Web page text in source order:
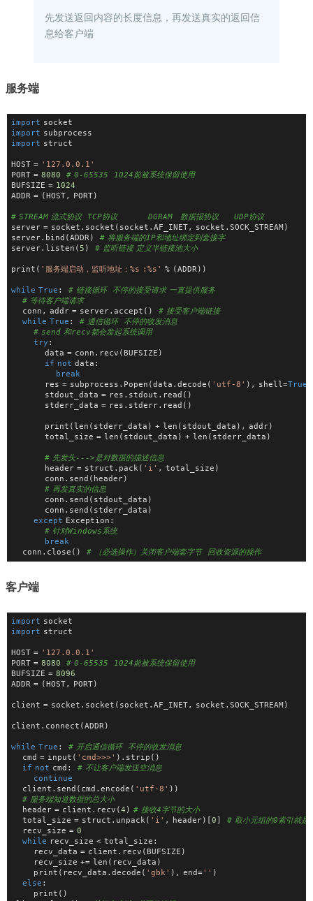
先发送返回内容的长度信息，再发送真实的返回信
息给客户端
服务端
import socket
import subprocess
import struct
HOST = '127.0.0.1'
PORT = 8080
# 0-65535  1024前被系统保留使用
BUFSIZE = 1024
ADDR = (HOST, PORT)
# STREAM 流式协议  TCP协议　　　　DGRAM　数据报协议　　UDP协议
server = socket.socket(socket.AF_INET, socket.SOCK_STREAM)
server.bind(ADDR) # 将服务端的IP和地址绑定到套接字
server.listen( 5 ) # 监听链接 定义半链接池大小
print( '服务端启动，监听地址：%s :%s' % (ADDR))
while True : # 链接循环  不停的接受请求 一直提供服务
# 等待客户端请求
conn, addr = server.accept() # 接受客户端链接
while True : # 通信循环  不停的收发消息
# send 和recv都会发起系统调用
try :
data = conn.recv(BUFSIZE)
if not data:
break
res = subprocess.Popen(data.decode( 'utf-8' ), shell=True
stdout_data = res.stdout.read()
stderr_data = res.stderr.read()
print(len(stderr_data) + len(stdout_data), addr)
total_size = len(stdout_data) + len(stderr_data)
# 先发头--->是对数据的描述信息
header = struct.pack( 'i' , total_size)
conn.send(header)
# 再发真实的信息
conn.send(stdout_data)
conn.send(stderr_data)
except Exception:
# 针对Windows系统
break
conn.close() # （必选操作）关闭客户端套字节  回收资源的操作
客户端
import socket
import struct
HOST = '127.0.0.1'
PORT = 8080
# 0-65535  1024前被系统保留使用
BUFSIZE = 8096
ADDR = (HOST, PORT)
client = socket.socket(socket.AF_INET, socket.SOCK_STREAM)
client.connect(ADDR)
while True : # 开启通信循环  不停的收发消息
cmd = input( 'cmd>>>' ).strip()
if not cmd: # 不让客户端发送空消息
continue
client.send(cmd.encode( 'utf-8' ))
# 服务端知道数据的总大小
header = client.recv( 4 ) # 接收4字节的大小
total_size = struct.unpack( 'i' , header)[ 0
# 取小元组的0索引就是
recv_size = 0
while recv_size < total_size:
recv_data = client.recv(BUFSIZE)
recv_size += len(recv_data)
print(recv_data.decode( 'gbk' ), end='' )
else :
print()